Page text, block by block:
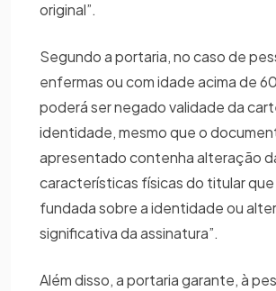
original”.
Segundo a portaria, no caso de
enfermas ou com idade acima de
poderá ser negado validade da
identidade, mesmo que o
apresentado contenha alteração
características físicas do titular
fundada sobre a identidade ou
significativa da assinatura”.
Além disso, a portaria garante, à